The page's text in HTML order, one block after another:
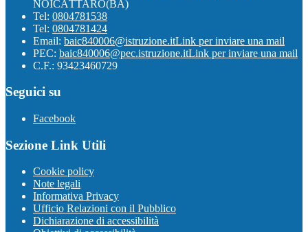
NOICÀTTARO(BA)
Tel: 0804781538
Tel: 0804781424
Email: baic840006@istruzione.itLink per inviare una mail
PEC: baic840006@pec.istruzione.itLink per inviare una mail
C.F.: 93423460729
Seguici su
Facebook
Sezione Link Utili
Cookie policy
Note legali
Informativa Privacy
Ufficio Relazioni con il Pubblico
Dichiarazione di accessibilità